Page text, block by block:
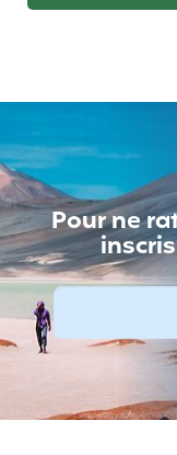
Pour ne